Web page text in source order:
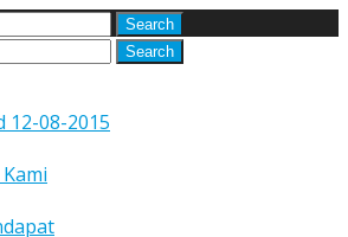
12-08-2015